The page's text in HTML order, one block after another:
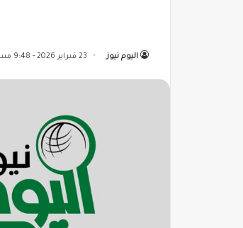
اليوم نيوز 23 فبراير 2026 - 9:48 مساءً